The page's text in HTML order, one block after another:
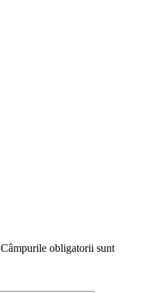
Câmpurile obligatorii sunt